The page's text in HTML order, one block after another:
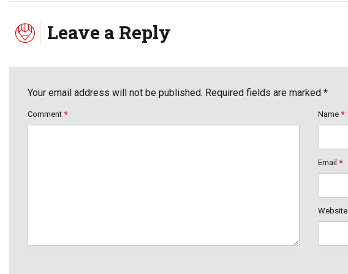
Leave a Reply
Your email address will not be published. Required fields are marked *
Comment * Name *
Email *
Website